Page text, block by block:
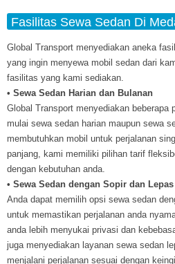
Fasilitas Sewa Sedan Di
Global Transport menyediakan aneka
yang ingin menyewa mobil sedan dari
fasilitas yang kami sediakan.
• Sewa Sedan Harian dan Bulanan
Global Transport menyediakan beberapa
mulai sewa sedan harian maupun sewa
membutuhkan mobil untuk perjalanan
panjang, kami memiliki pilihan tarif
dengan kebutuhan anda.
• Sewa Sedan dengan Sopir dan
Anda dapat memilih opsi sewa sedan
untuk memastikan perjalanan anda
anda lebih menyukai privasi dan
juga menyediakan layanan sewa sedan
menjalani perjalanan sesuai dengan